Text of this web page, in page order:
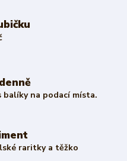
balíky na podací místa.
raritky a těžko